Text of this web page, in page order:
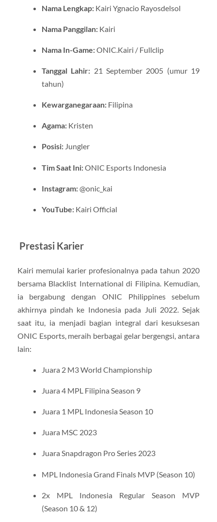
Nama Lengkap:Kairi Ygnacio Rayosdelsol
Nama Panggilan:Kairi
Nama In-Game:ONIC.Kairi / Fullclip
Tanggal Lahir: 21 September 2005 (umur 19
tahun)
Kewarganegaraan:Filipina
Agama:Kristen
Posisi:Jungler
Tim Saat Ini:ONIC Esports Indonesia
Instagram:@onic_kai
YouTube:Kairi Official​
Prestasi Karier
Kairi memulai karier profesionalnya pada tahun 2020
bersama Blacklist International di Filipina. Kemudian,
ia bergabung dengan ONIC Philippines sebelum
akhirnya pindah ke Indonesia pada Juli 2022. Sejak
saat itu, ia menjadi bagian integral dari kesuksesan
ONIC Esports, meraih berbagai gelar bergengsi, antara
lain:
Juara 2 M3 World Championship
Juara 4 MPL Filipina Season 9
Juara 1 MPL Indonesia Season 10
Juara MSC 2023
Juara Snapdragon Pro Series 2023
MPL Indonesia Grand Finals MVP (Season 10)
2x MPL Indonesia Regular Season MVP
(Season 10 & 12)